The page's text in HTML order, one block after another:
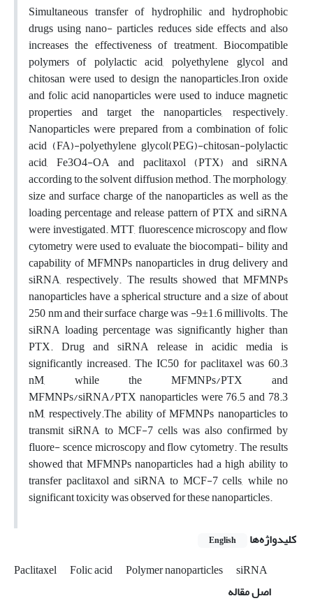
Simultaneous transfer of hydrophilic and hydrophobic
drugs using nano- particles reduces side effects and also
increases the effectiveness of treatment. Biocompatible
polymers of polylactic acid, polyethylene glycol and
chitosan were used to design the nanoparticles.Iron oxide
and folic acid nanoparticles were used to induce magnetic
properties and target the nanoparticles, respectively.
Nanoparticles were prepared from a combination of folic
acid (FA)-polyethylene glycol(PEG)-chitosan-polylactic
acid, Fe3O4-OA and paclitaxol (PTX) and siRNA
according to the solvent diffusion method. The morphology,
size and surface charge of the nanoparticles as well as the
loading percentage and release pattern of PTX and siRNA
were investigated. MTT, fluorescence microscopy and flow
cytometry were used to evaluate the biocompati- bility and
capability of MFMNPs nanoparticles in drug delivery and
siRNA, respectively. The results showed that MFMNPs
nanoparticles have a spherical structure and a size of about
250 nm and their surface charge was -9±1.6 millivolts. The
siRNA loading percentage was significantly higher than
PTX. Drug and siRNA release in acidic media is
significantly increased. The IC50 for paclitaxel was 60.3
nM, while the MFMNPs/PTX and
MFMNPs/siRNA/PTX nanoparticles were 76.5 and 78.3
nM, respectively.The ability of MFMNPs nanoparticles to
transmit siRNA to MCF-7 cells was also confirmed by
fluore- scence microscopy and flow cytometry. The results
showed that MFMNPs nanoparticles had a high ability to
transfer paclitaxol and siRNA to MCF-7 cells, while no
significant toxicity was observed for these nanoparticles.
کلیدواژه‌ها
English
Paclitaxel Folic acid Polymer nanoparticles
siRNA
اصل مقاله